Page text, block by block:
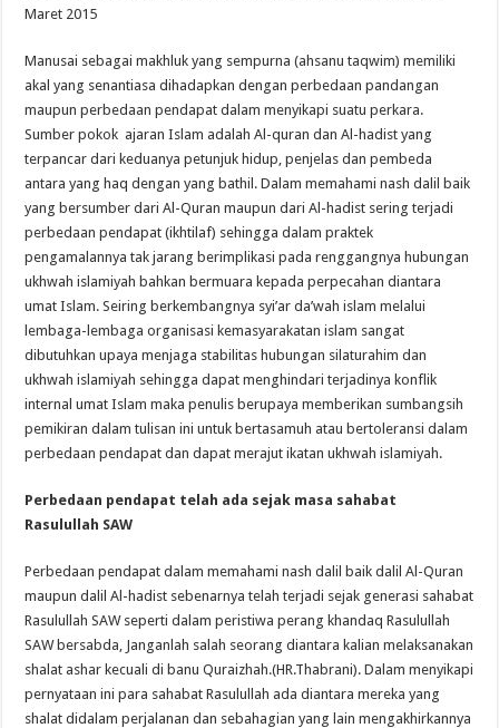
Maret 2015
Manusai sebagai makhluk yang sempurna (ahsanu taqwim) memiliki
akal yang senantiasa dihadapkan dengan perbedaan pandangan
maupun perbedaan pendapat dalam menyikapi suatu perkara.
Sumber pokok ajaran Islam adalah Al-quran dan Al-hadist yang
terpancar dari keduanya petunjuk hidup, penjelas dan pembeda
antara yang haq dengan yang bathil. Dalam memahami nash dalil baik
yang bersumber dari Al-Quran maupun dari Al-hadist sering terjadi
perbedaan pendapat (ikhtilaf) sehingga dalam praktek
pengamalannya tak jarang berimplikasi pada renggangnya hubungan
ukhwah islamiyah bahkan bermuara kepada perpecahan diantara
umat Islam. Seiring berkembangnya syi’ar da’wah islam melalui
lembaga-lembaga organisasi kemasyarakatan islam sangat
dibutuhkan upaya menjaga stabilitas hubungan silaturahim dan
ukhwah islamiyah sehingga dapat menghindari terjadinya konflik
internal umat Islam maka penulis berupaya memberikan sumbangsih
pemikiran dalam tulisan ini untuk bertasamuh atau bertoleransi dalam
perbedaan pendapat dan dapat merajut ikatan ukhwah islamiyah.
Perbedaan pendapat telah ada sejak masa sahabat
Rasulullah SAW
Perbedaan pendapat dalam memahami nash dalil baik dalil Al-Quran
maupun dalil Al-hadist sebenarnya telah terjadi sejak generasi sahabat
Rasulullah SAW seperti dalam peristiwa perang khandaq Rasulullah
SAW bersabda, Janganlah salah seorang diantara kalian melaksanakan
shalat ashar kecuali di banu Quraizhah.(HR.Thabrani). Dalam menyikapi
pernyataan ini para sahabat Rasulullah ada diantara mereka yang
shalat didalam perjalanan dan sebahagian yang lain mengakhirkannya